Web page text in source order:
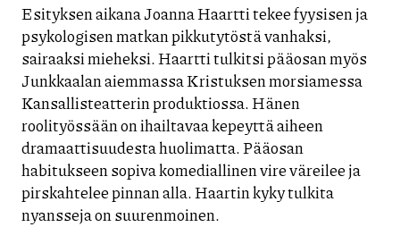
Esityksen aikana Joanna Haartti tekee fyysisen ja
psykologisen matkan pikkutytöstä vanhaksi,
sairaaksi mieheksi. Haartti tulkitsi pääosan myös
Junkkaalan aiemmassa Kristuksen morsiamessa
Kansallisteatterin produktiossa. Hänen
roolityössään on ihailtavaa kepeyttä aiheen
dramaattisuudesta huolimatta. Pääosan
habitukseen sopiva komediallinen vire väreilee ja
pirskahtelee pinnan alla. Haartin kyky tulkita
nyansseja on suurenmoinen.